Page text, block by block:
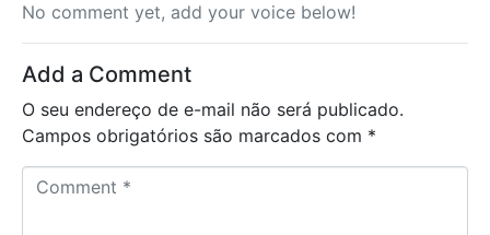
No comment yet, add your voice below!
Add a Comment
O seu endereço de e-mail não será publicado.
Campos obrigatórios são marcados com *